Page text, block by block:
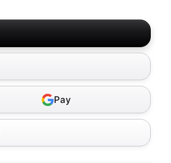
Pay